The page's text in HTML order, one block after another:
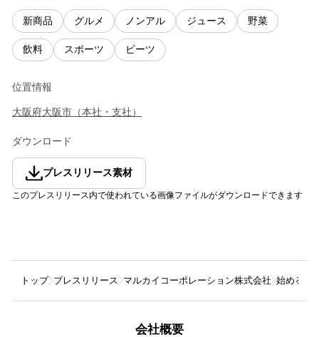
新商品 グルメ ノンアル ジュース 野菜
飲料 スポーツ ビーツ
位置情報
大阪府大阪市 （本社・支社 ）
ダウンロード
プレスリリース素材
このプレスリリース内で使われている画像ファイルがダウンロードできます
トップ プレスリリース マルカイコーポレーション株式会社 始めるビ
会社概要